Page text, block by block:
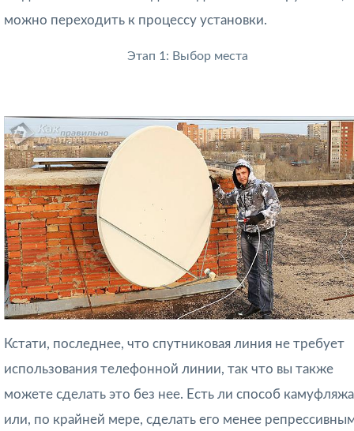
можно переходить к процессу установки.
Этап 1: Выбор места
Кстати, последнее, что спутниковая линия не требует
использования телефонной линии, так что вы также
можете сделать это без нее. Есть ли способ камуфляжа
или, по крайней мере, сделать его менее